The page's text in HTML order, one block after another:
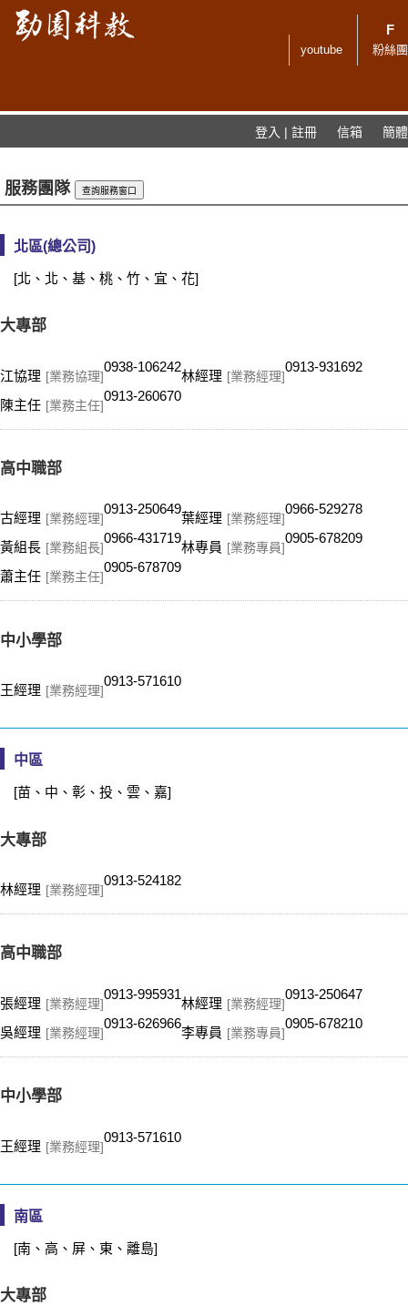
youtube 粉絲團
登入 | 註冊 信箱 簡體
服務團隊 查詢服務窗口
北區(總公司)
[北、北、基、桃、竹、宜、花]
大專部
江協理 [業務協理]
0938-106242
林經理 [業務經理]
0913-931692
陳主任 [業務主任]
0913-260670
高中職部
古經理 [業務經理]
0913-250649
葉經理 [業務經理]
0966-529278
黃組長 [業務組長]
0966-431719
林專員 [業務專員]
0905-678209
蕭主任 [業務主任]
0905-678709
中小學部
王經理 [業務經理]
0913-571610
中區
[苗、中、彰、投、雲、嘉]
大專部
林經理 [業務經理]
0913-524182
高中職部
張經理 [業務經理]
0913-995931
林經理 [業務經理]
0913-250647
吳經理 [業務經理]
0913-626966
李專員 [業務專員]
0905-678210
中小學部
王經理 [業務經理]
0913-571610
南區
[南、高、屏、東、離島]
大專部